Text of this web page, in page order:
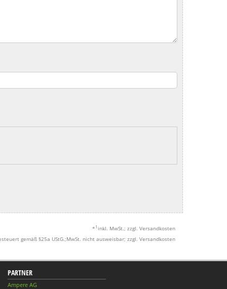
* 1 inkl. MwSt.; zzgl. Versandkosten
gemäß §25a UStG.;MwSt. nicht ausweisbar; zzgl. Versandkosten
PARTNER
Ampere AG